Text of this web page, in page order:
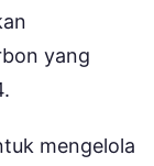
yang
mengelola